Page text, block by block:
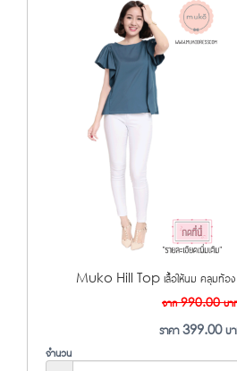
Muko Hill Top เสื้อให้นม คลุมท้อ
จาก990.00บา
ราคา399.00บ
จำนวน